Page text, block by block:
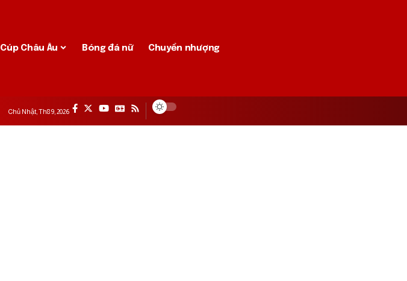
Cúp Châu Âu Bóng đá nữ Chuyển nhượng
Chủ Nhật, Th8 9, 2026